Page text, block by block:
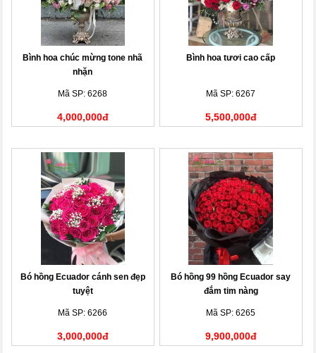
Bình hoa chúc mừng tone nhã
nhặn
Mã SP: 6268
4,000,000đ
Bình hoa tươi cao cấp
Mã SP: 6267
5,500,000đ
Bó hồng Ecuador cánh sen đẹp
tuyệt
Mã SP: 6266
3,000,000đ
Bó hồng 99 hồng Ecuador say
đắm tim nàng
Mã SP: 6265
9,900,000đ